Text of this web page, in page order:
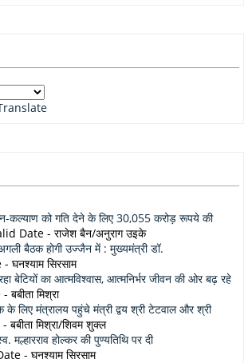
कल्याण को गति देने के लिए 30,055 करोड़ रूपये की
Date - राजेश बैन/अनुराग उइके
बैठक होगी उज्जैन में : मुख्यमंत्री डॉ.
- घनश्याम सिरसाम
बेटियों का आत्मविश्वास, आत्मनिर्भर जीवन की ओर बढ़ रहे
- बबीता मिश्रा
लिए मंत्रालय पहुंचे मंत्री द्वय श्री टेटवाल और श्री
- बबीता मिश्रा/शिवम शुक्ल
मल्हारराव होल्कर की पुण्यतिथि पर दी
- घनश्याम सिरसाम